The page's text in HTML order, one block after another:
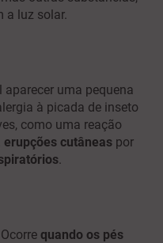
a luz solar.
uma pequena
à picada de inseto
como uma reação
erupções cutâneas por
.
quando os pés